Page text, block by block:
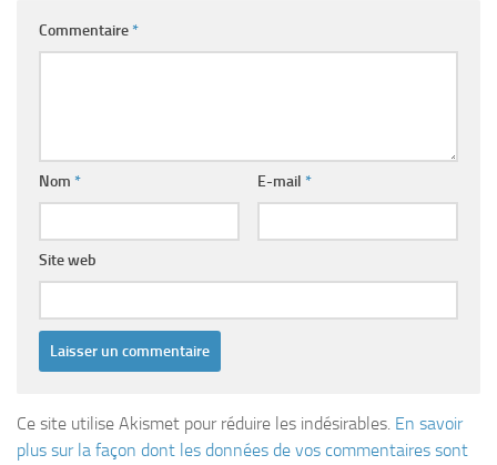
Commentaire*
Nom * E-mail *
Site web
Ce site utilise Akismet pour réduire les indésirables. En savoir
plus sur la façon dont les données de vos commentaires sont